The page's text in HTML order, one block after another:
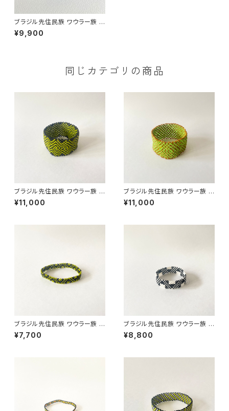
ブラジル先住民族 ワウラー族 ビ
ーズブレスレット 3cm幅 内周1
7cm
¥9,900
同じカテゴリの商品
ブラジル先住民族 ワウラー族 ビ
ーズブレスレット 3.7cm幅 内周
17cm
¥11,000
ブラジル先住民族 ワウラー族 ビ
ーズブレスレット 3.5cm幅 内周
18cm
¥11,000
ブラジル先住民族 ワウラー族 ビ
ーズブレスレット 1cm幅 内周17
cm
¥7,700
ブラジル先住民族 ワウラー族 ビ
ーズブレスレット 1.5cm幅 内周
15cm
¥8,800